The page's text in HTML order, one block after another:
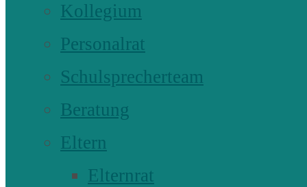
Kollegium
Personalrat
Schulsprecherteam
Beratung
Eltern
Elternrat